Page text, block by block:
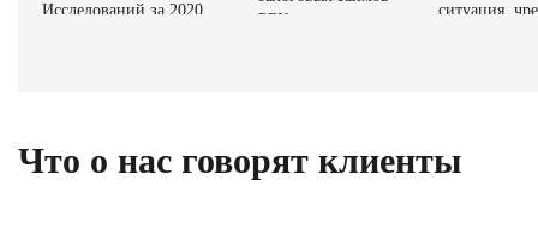
Исследований за 2020
федеральному округу
России.
РБК+ рассказала
ситуация,
не имея
Что о нас говорят клиенты